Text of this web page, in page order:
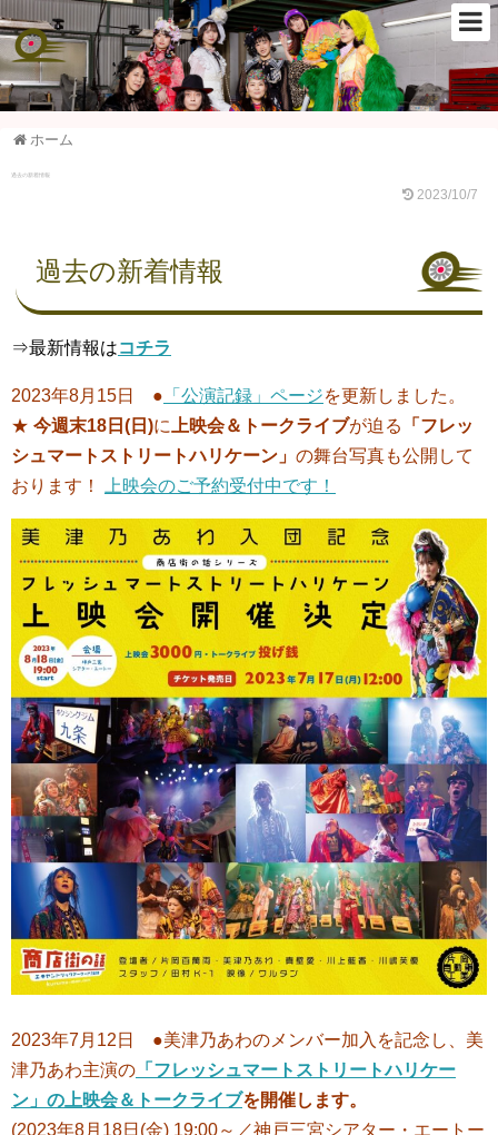
ホーム
過去の新着情報
2023/10/7
過去の新着情報
⇒最新情報はコチラ
2023年8月15日 ● 「公演記録」ページを更新しました。
★ 今週末18日(日)に 上映会＆トークライブが迫る
「フレッ
シュマートストリートハリケーン」 の舞台写真も公開して
おります！
上映会のご予約受付中です！
2023年7月12日 ●美津乃あわのメンバー加入を記念し、美
津乃あわ主演の 「フレッシュマートストリートハリケー
ン」の上映会＆トークライブを開催します。
(2023年8月18日(金) 19:00～／神戸三宮シアター・エートー